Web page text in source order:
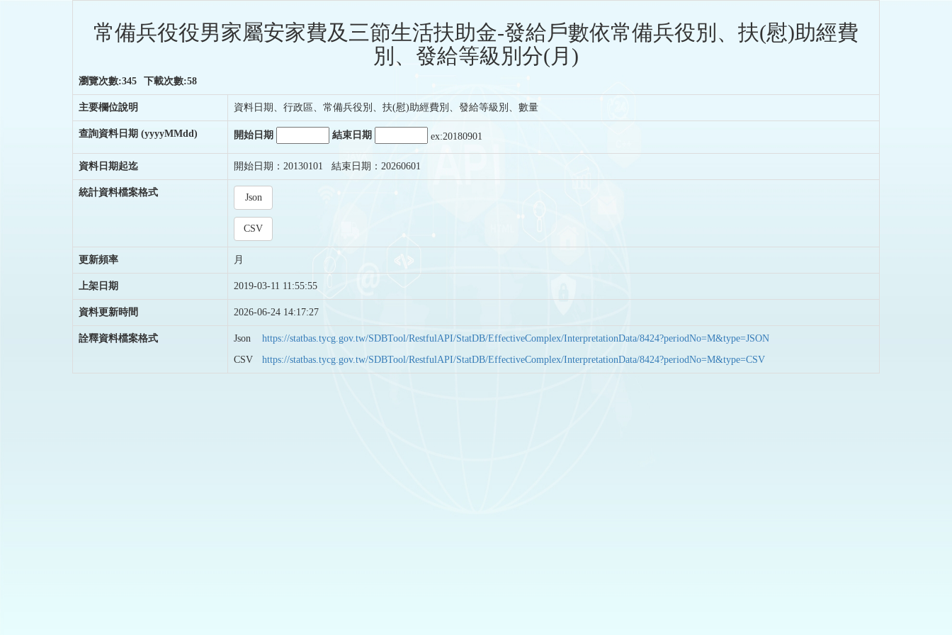
常備兵役役男家屬安家費及三節生活扶助金-發給戶數依常備兵役別、扶(慰)助經費
別、發給等級別分(月)
瀏覽次數:345 下載次數:58
主要欄位說明 資料日期、行政區、常備兵役別、扶(慰)助經費別、發給等級別、數量
查詢資料日期 (yyyyMMdd) 開始日期 結束日期 ex:20180901
資料日期起迄 開始日期：20130101 結束日期：20260601
統計資料檔案格式 Json
CSV
更新頻率 月
上架日期 2019-03-11 11:55:55
資料更新時間 2026-06-24 14:17:27
詮釋資料檔案格式 Json
https://statbas.tycg.gov.tw/SDBTool/RestfulAPI/StatDB/EffectiveComplex/InterpretationData/8424?periodNo=M&type=JSON
CSV
https://statbas.tycg.gov.tw/SDBTool/RestfulAPI/StatDB/EffectiveComplex/InterpretationData/8424?periodNo=M&type=CSV